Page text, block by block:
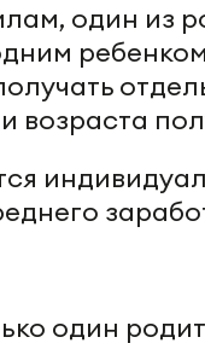
один из
возраста
один